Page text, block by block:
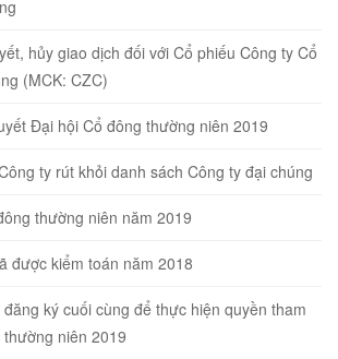
hủy giao dịch đối với Cổ phiếu Công ty Cổ
(MCK: CZC)
Đại hội Cổ đông thường niên 2019
ty rút khỏi danh sách Công ty đại chúng
thường niên năm 2019
được kiểm toán năm 2018
ký cuối cùng để thực hiện quyền tham
niên 2019